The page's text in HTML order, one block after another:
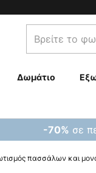
Βρείτε
το
σας...
Δωμάτιο
-70% σε
πασσάλων και